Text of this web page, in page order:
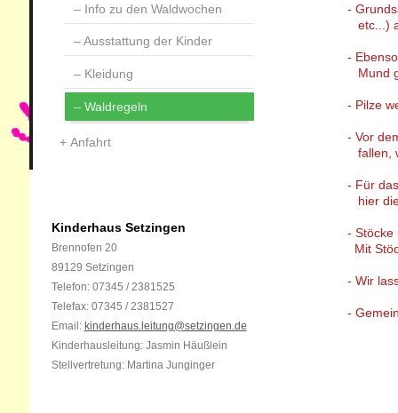
-
etc...)
-
Mund
- Pilze
- Vor
fallen,
- Für
hier
- Stöcke
Mit
- Wir
-
Info zu den Waldwochen
Ausstattung der Kinder
Kleidung
Waldregeln
Anfahrt
Kinderhaus Setzingen
Brennofen 20
89129 Setzingen
Telefon: 07345 / 2381525
Telefax: 07345 / 2381527
Email: kinderhaus.leitung@setzingen.de
Kinderhausleitung: Jasmin Häußlein
Stellvertretung: Martina Junginger